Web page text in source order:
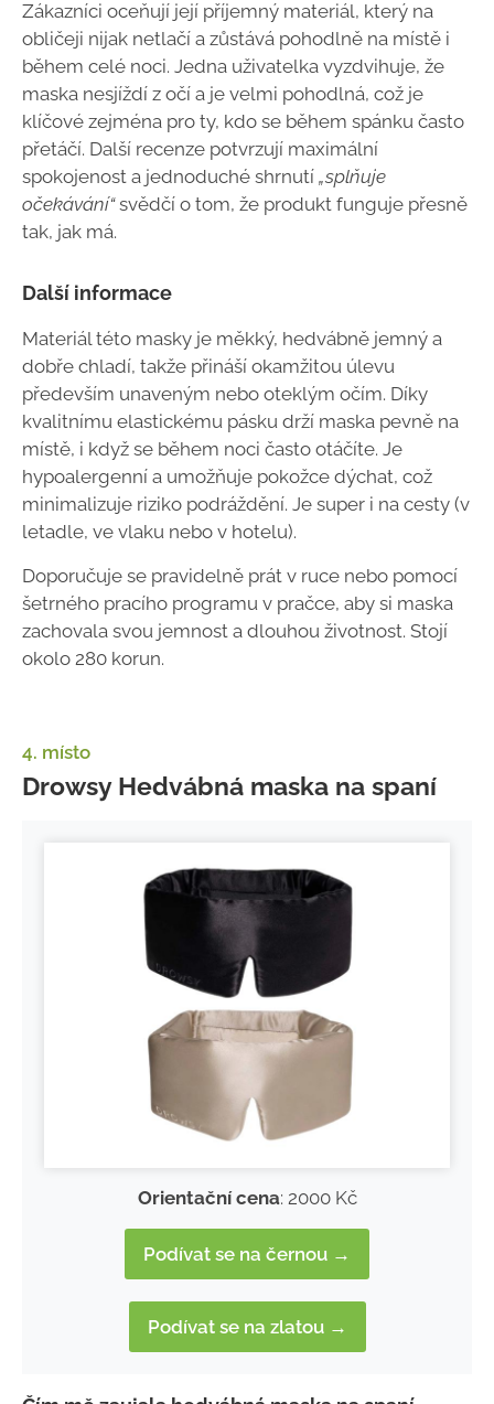
Zákazníci oceňují její příjemný materiál, který na
obličeji nijak netlačí a zůstává pohodlně na místě i
během celé noci. Jedna uživatelka vyzdvihuje, že
maska nesjíždí z očí a je velmi pohodlná, což je
klíčové zejména pro ty, kdo se během spánku často
přetáčí. Další recenze potvrzují maximální
spokojenost a jednoduché shrnutí „splňuje
očekávání“svědčí o tom, že produkt funguje přesně
tak, jak má.
Další informace
Materiál této masky je měkký, hedvábně jemný a
dobře chladí, takže přináší okamžitou úlevu
především unaveným nebo oteklým očím. Díky
kvalitnímu elastickému pásku drží maska pevně na
místě, i když se během noci často otáčíte. Je
hypoalergenní a umožňuje pokožce dýchat, což
minimalizuje riziko podráždění. Je super i na cesty (v
letadle, ve vlaku nebo v hotelu).
Doporučuje se pravidelně prát v ruce nebo pomocí
šetrného pracího programu v pračce, aby si maska
zachovala svou jemnost a dlouhou životnost. Stojí
okolo 280 korun.
4. místo
Drowsy Hedvábná maska na spaní
Orientační cena: 2000 Kč
Podívat se na černou →
Podívat se na zlatou →